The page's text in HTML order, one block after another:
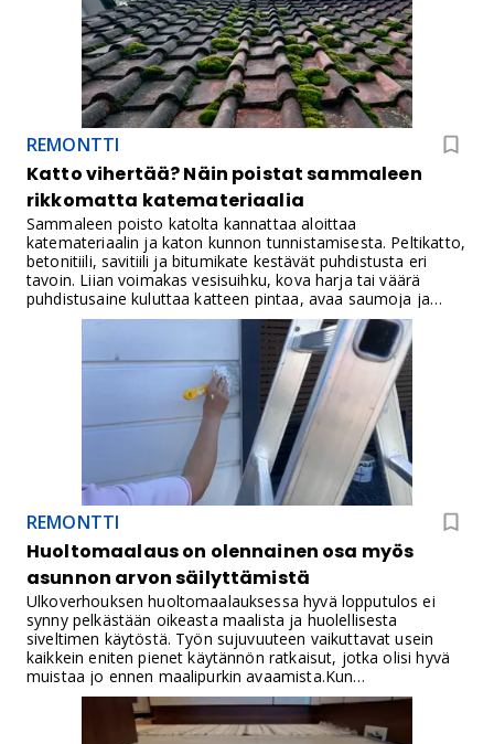
REMONTTI
Katto vihertää? Näin poistat sammaleen
rikkomatta katemateriaalia
Sammaleen poisto katolta kannattaa aloittaa
katemateriaalin ja katon kunnon tunnistamisesta. Peltikatto,
betonitiili, savitiili ja bitumikate kestävät puhdistusta eri
tavoin. Liian voimakas vesisuihku, kova harja tai väärä
puhdistusaine kuluttaa katteen pintaa, avaa saumoja ja
työntää vettä rakenteisiin.Sammaloitunut katto muuttuu
sateella erittäin liukkaaksi. Jos katolle ei pääse
asianmukaisia kulkureittejä pitkin tai työskentelyä ei pystytä
varmistamaan putoamissuojauksella, sammaleen poisto
kuuluu ammattilaiselle.
REMONTTI
Huoltomaalaus on olennainen osa myös
asunnon arvon säilyttämistä
Ulkoverhouksen huoltomaalauksessa hyvä lopputulos ei
synny pelkästään oikeasta maalista ja huolellisesta
siveltimen käytöstä. Työn sujuvuuteen vaikuttavat usein
kaikkein eniten pienet käytännön ratkaisut, jotka olisi hyvä
muistaa jo ennen maalipurkin avaamista.Kun
ulkomaalauksen aloittaa, huomaa nopeasti, mikä helpottaa
työtä ja mikä puolestaan kuluttaa aikaa ja hermoja. Kokosin
sinulle kymmenen käytännön vinkkiä.